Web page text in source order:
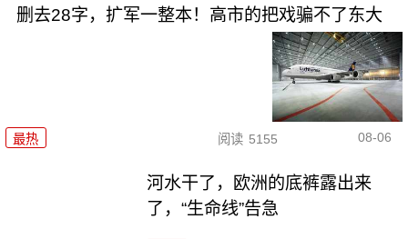
删去28字，扩军一整本！高市的把戏骗不了东大
最热 阅读 5155 08-06
河水干了，欧洲的底裤露出来
了，“生命线”告急